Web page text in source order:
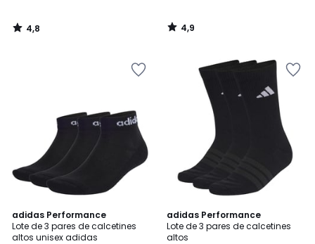
4,8
/
4,9
/
adidas Performance
Lote de 3 pares de calcetines
altos unisex adidas
4,9
/ 5
adidas Performance
Lote de 3 pares de calcetines
altos
4,8
/ 5